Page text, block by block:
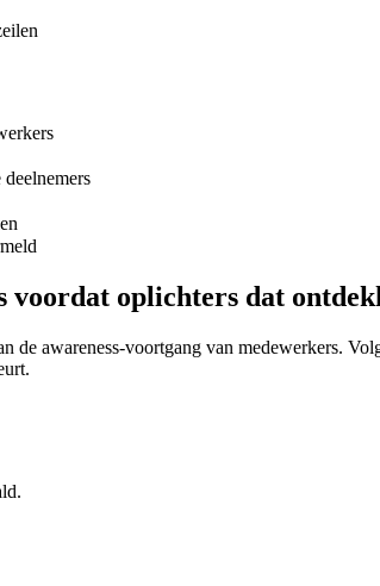
voordat oplichters dat
de awareness-voortgang van medewerkers.